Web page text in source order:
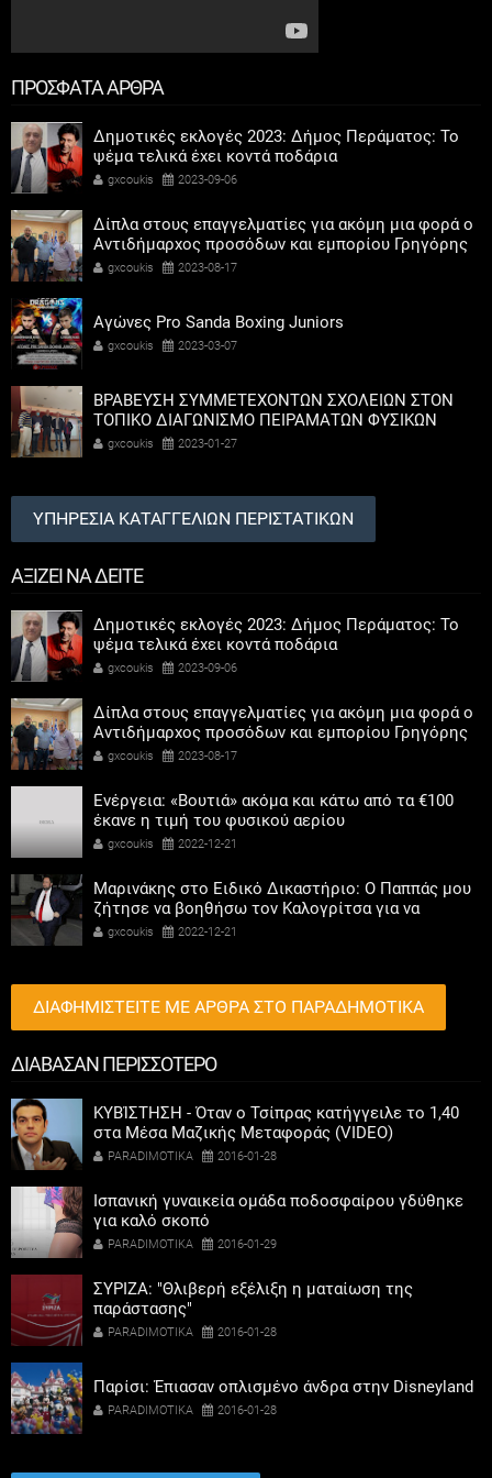
ΠΡΟΣΦΑΤΑ ΑΡΘΡΑ
Δημοτικές εκλογές 2023: Δήμος Περάματος: Το
ψέμα τελικά έχει κοντά ποδάρια
gxcoukis 2023-09-06
Δίπλα στους επαγγελματίες για ακόμη μια φορά ο
Αντιδήμαρχος προσόδων και εμπορίου Γρηγόρης
Καψοκόλης
gxcoukis 2023-08-17
Αγώνες Pro Sanda Boxing Juniors
gxcoukis 2023-03-07
ΒΡΑΒΕΥΣΗ ΣΥΜΜΕΤΕΧΟΝΤΩΝ ΣΧΟΛΕΙΩΝ ΣΤΟΝ
ΤΟΠΙΚΟ ΔΙΑΓΩΝΙΣΜΟ ΠΕΙΡΑΜΑΤΩΝ ΦΥΣΙΚΩΝ
ΕΠΙΣΤΗΜΩΝ
gxcoukis 2023-01-27
ΥΠΗΡΕΣΙΑ ΚΑΤΑΓΓΕΛΙΩΝ ΠΕΡΙΣΤΑΤΙΚΩΝ
ΑΞΙΖΕΙ ΝΑ ΔΕΙΤΕ
Δημοτικές εκλογές 2023: Δήμος Περάματος: Το
ψέμα τελικά έχει κοντά ποδάρια
gxcoukis 2023-09-06
Δίπλα στους επαγγελματίες για ακόμη μια φορά ο
Αντιδήμαρχος προσόδων και εμπορίου Γρηγόρης
Καψοκόλης
gxcoukis 2023-08-17
Ενέργεια: «Βουτιά» ακόμα και κάτω από τα €100
έκανε η τιμή του φυσικού αερίου
gxcoukis 2022-12-21
Μαρινάκης στο Ειδικό Δικαστήριο: Ο Παππάς μου
ζήτησε να βοηθήσω τον Καλογρίτσα για να
αποκτήσει σταθμό ο ΣΥΡΙΖΑ
gxcoukis 2022-12-21
ΔΙΑΦΗΜΙΣΤΕΙΤΕ ΜΕ ΑΡΘΡΑ ΣΤΟ ΠΑΡΑΔΗΜΟΤΙΚΑ
ΔΙΑΒΑΣΑΝ ΠΕΡΙΣΣΟΤΕΡΟ
ΚΥΒΊΣΤΗΣΗ - Όταν ο Τσίπρας κατήγγειλε το 1,40
στα Μέσα Μαζικής Μεταφοράς (VIDEO)
PARADIMOTIKA 2016-01-28
Ισπανική γυναικεία ομάδα ποδοσφαίρου γδύθηκε
για καλό σκοπό
PARADIMOTIKA 2016-01-29
ΣΥΡΙΖΑ: "Θλιβερή εξέλιξη η ματαίωση της
παράστασης"
PARADIMOTIKA 2016-01-28
Παρίσι: Έπιασαν οπλισμένο άνδρα στην Disneyland
PARADIMOTIKA 2016-01-28